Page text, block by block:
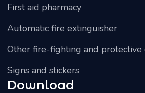
First aid pharmacy
Automatic fire extinguisher
Other fire-fighting and
Signs and stickers
Download